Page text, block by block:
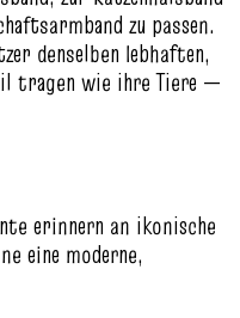
zu passen.
denselben lebhaften,
tragen wie ihre Tiere —
erinnern an ikonische
eine moderne,